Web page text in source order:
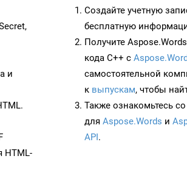
и
HTML-
Создайте учетную
бесплатную
Получите
кода C++ с
самостоятельной
к выпускам, чтобы
Также ознакомьтесь
для Aspose.Words и
API.